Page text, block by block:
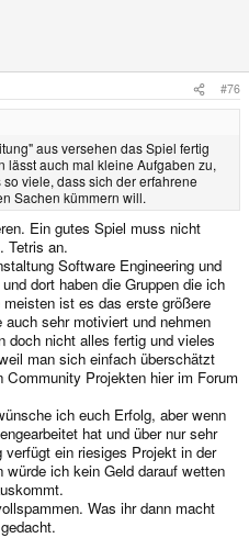
#76
aus versehen das Spiel fertig
auch mal kleine Aufgaben zu,
viele, dass sich der erfahrene
Sachen kümmern will.
Ein gutes Spiel muss nicht
Tetris an.
Software Engineering und
dort haben die Gruppen die ich
ist es das erste größere
sehr motiviert und nehmen
doch nicht alles fertig und vieles
man sich einfach überschätzt
Projekten hier im Forum
ich euch Erfolg, aber wenn
hat und über nur sehr
ein riesiges Projekt in der
ich kein Geld darauf wetten
Was ihr dann macht